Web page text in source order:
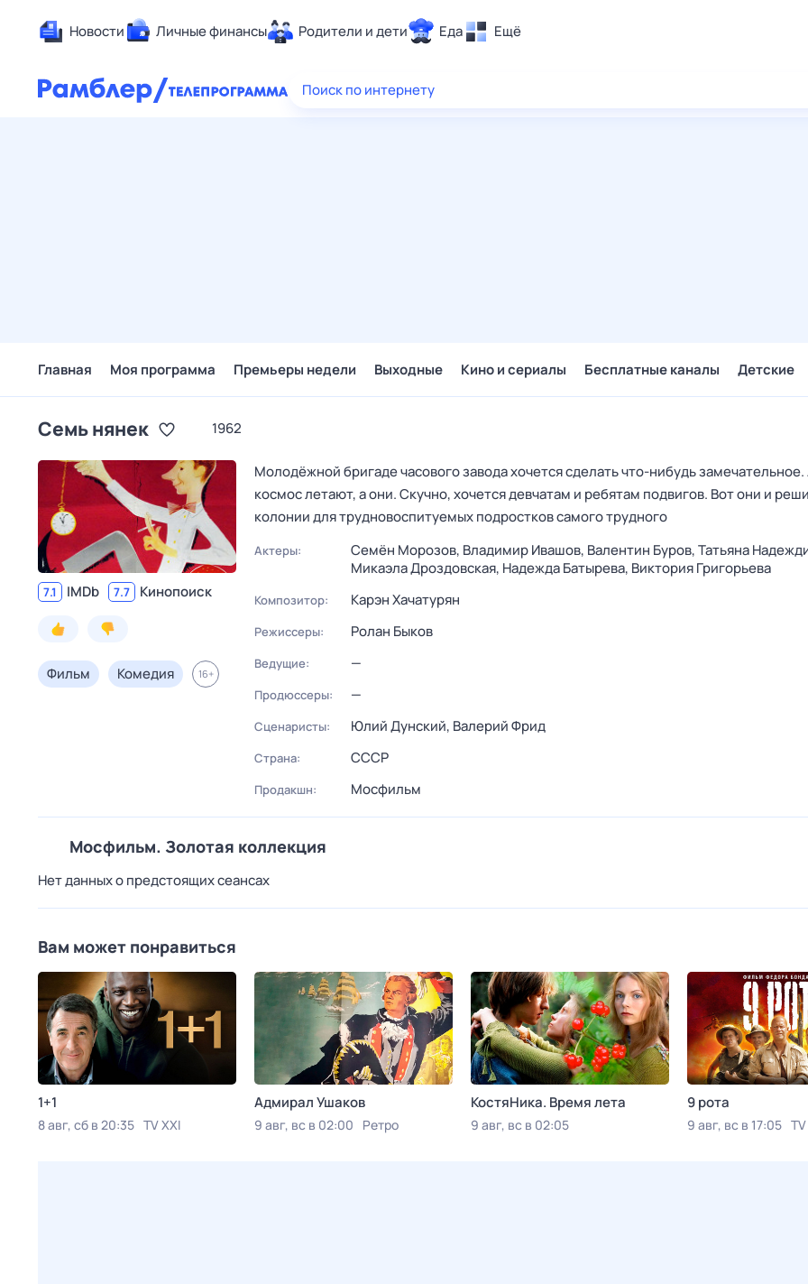
Новости Личные финансы Родители и дети Еда Ещё
Здоровье
Поиск по интернету
Главная Моя программа Премьеры недели Выходные Кино и сериалы Бесплатные каналы Детские
Семь нянек 1962
7.1 IMDb 7.7 Кинопоиск
Фильм Комедия 16+
Молодёжной бригаде часового завода хочется сделать что-нибудь замечательное.
космос летают, а они. Скучно, хочется девчатам и ребятам подвигов. Вот они и
колонии для трудновоспитуемых подростков самого трудного
Актеры: Семён Морозов, Владимир Ивашов, Валентин Буров,Татьяна
Микаэла Дроздовская, Надежда Батырева, Виктория Григорьева
Композитор: Карэн Хачатурян
Режиссеры: Ролан Быков
Ведущие: —
Продюссеры: —
Сценаристы: Юлий Дунский, Валерий Фрид
Страна: СССР
Продакшн: Мосфильм
Мосфильм. Золотая коллекция
Нет данных о предстоящих сеансах
Вам может понравиться
1+1
8 авг, сб в 20:35 TV XXI
Адмирал Ушаков
9 авг, вс в 02:00 Ретро
КостяНика. Время лета
9 авг, вс в 02:05
9 рота
9 авг, вс в 17:05